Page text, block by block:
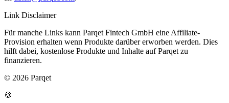
Link Disclaimer
Für manche Links kann Parqet Fintech GmbH eine Affiliate-
Provision erhalten wenn Produkte darüber erworben werden. Dies
hilft dabei, kostenlose Produkte und Inhalte auf Parqet zu
finanzieren.
© 2026 Parqet
🍪